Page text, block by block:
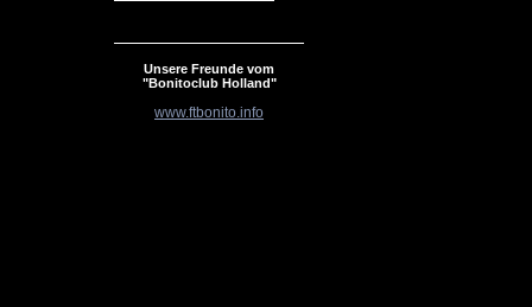
Unsere Freunde vom
"Bonitoclub Holland"
www.ftbonito.info